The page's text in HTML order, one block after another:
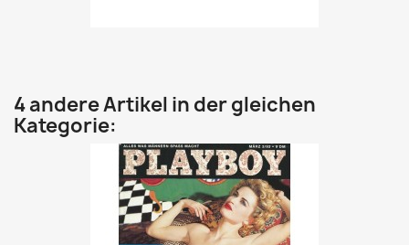
4 andere Artikel in der gleichen
Kategorie: